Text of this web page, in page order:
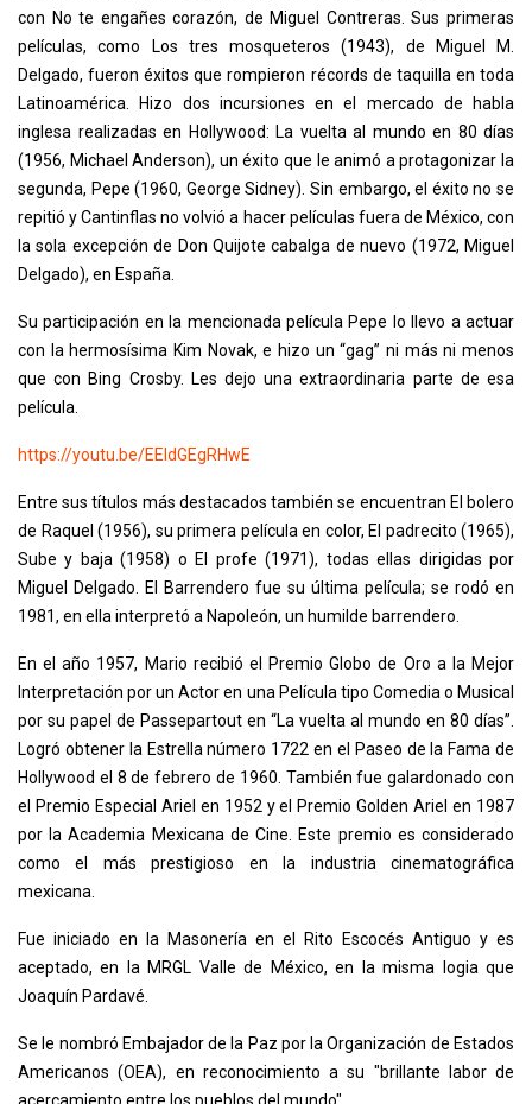
con No te engañes corazón, de Miguel Contreras. Sus primeras
películas, como Los tres mosqueteros (1943), de Miguel M.
Delgado, fueron éxitos que rompieron récords de taquilla en toda
Latinoamérica. Hizo dos incursiones en el mercado de habla
inglesa realizadas en Hollywood: La vuelta al mundo en 80 días
(1956, Michael Anderson), un éxito que le animó a protagonizar la
segunda, Pepe (1960, George Sidney). Sin embargo, el éxito no se
repitió y Cantinflas no volvió a hacer películas fuera de México, con
la sola excepción de Don Quijote cabalga de nuevo (1972, Miguel
Delgado), en España.
Su participación en la mencionada película Pepe lo llevo a actuar
con la hermosísima Kim Novak, e hizo un “gag” ni más ni menos
que con Bing Crosby. Les dejo una extraordinaria parte de esa
película.
https://youtu.be/EEldGEgRHwE
Entre sus títulos más destacados también se encuentran El bolero
de Raquel (1956), su primera película en color, El padrecito (1965),
Sube y baja (1958) o El profe (1971), todas ellas dirigidas por
Miguel Delgado. El Barrendero fue su última película; se rodó en
1981, en ella interpretó a Napoleón, un humilde barrendero.
En el año 1957, Mario recibió el Premio Globo de Oro a la Mejor
Interpretación por un Actor en una Película tipo Comedia o Musical
por su papel de Passepartout en “La vuelta al mundo en 80 días”.
Logró obtener la Estrella número 1722 en el Paseo de la Fama de
Hollywood el 8 de febrero de 1960. También fue galardonado con
el Premio Especial Ariel en 1952 y el Premio Golden Ariel en 1987
por la Academia Mexicana de Cine. Este premio es considerado
como el más prestigioso en la industria cinematográfica
mexicana.
Fue iniciado en la Masonería en el Rito Escocés Antiguo y es
aceptado, en la MRGL Valle de México, en la misma logia que
Joaquín Pardavé.
Se le nombró Embajador de la Paz por la Organización de Estados
Americanos (OEA), en reconocimiento a su "brillante labor de
acercamiento entre los pueblos del mundo".